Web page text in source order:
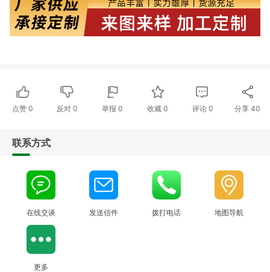
点赞 0 反对0 举报 0 收藏 0 评论 0 分享40
联系方式
在线交谈 发送信件 拨打电话 地图导航
更多